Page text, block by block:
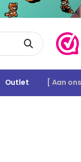
Outlet [ Aan